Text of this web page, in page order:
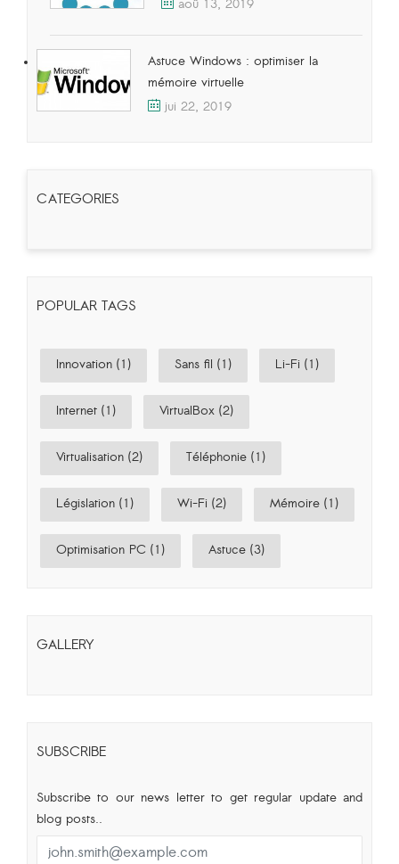
aoû 13, 2019
Astuce Windows : optimiser la
mémoire virtuelle
jui 22, 2019
CATEGORIES
POPULAR TAGS
Innovation (1) Sans fil (1) Li-Fi (1)
Internet (1) VirtualBox (2)
Virtualisation (2) Téléphonie (1)
Législation (1) Wi-Fi (2) Mémoire (1)
Optimisation PC (1) Astuce (3)
GALLERY
SUBSCRIBE
Subscribe to our news letter to get regular update and
blog posts..